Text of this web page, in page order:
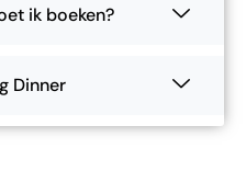
ik boeken?
Dinner